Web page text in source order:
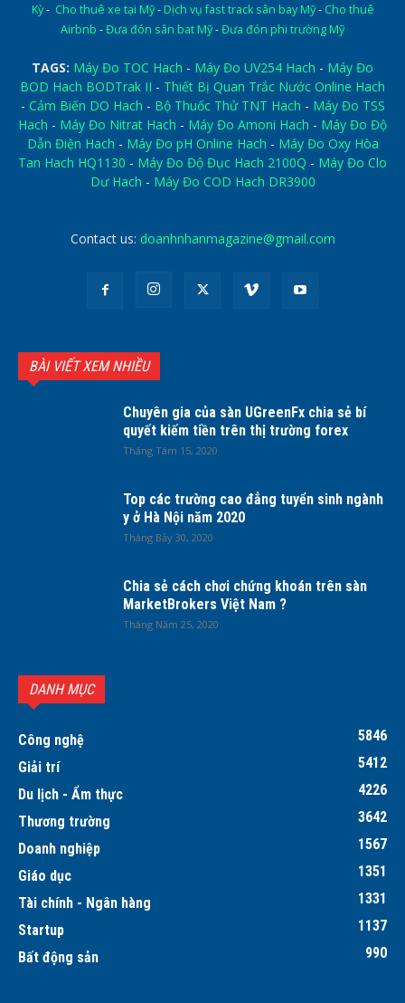
Kỳ- Cho thuê xe tại Mỹ- Dịch vụ fast track sân bay Mỹ- Cho thuê
Airbnb -Đưa đón sân bat Mỹ-Đưa đón phi trường Mỹ
TAGS: Máy Đo TOC Hach - Máy Đo UV254 Hach - Máy Đo
BOD Hach BODTrak II - Thiết Bị Quan Trắc Nước Online Hach
- Cảm Biến DO Hach - Bộ Thuốc Thử TNT Hach - Máy Đo TSS
Hach - Máy Đo Nitrat Hach - Máy Đo Amoni Hach - Máy Đo Độ
Dẫn Điện Hach - Máy Đo pH Online Hach - Máy Đo Oxy Hòa
Tan Hach HQ1130 - Máy Đo Độ Đục Hach 2100Q - Máy Đo Clo
Dư Hach - Máy Đo COD Hach DR3900
Contact us: doanhnhanmagazine@gmail.com
BÀI VIẾT XEM NHIỀU
Chuyên gia của sàn UGreenFx chia sẻ bí
quyết kiếm tiền trên thị trường forex
Tháng Tám 15, 2020
Top các trường cao đẳng tuyển sinh ngành
y ở Hà Nội năm 2020
Tháng Bảy 30, 2020
Chia sẻ cách chơi chứng khoán trên sàn
MarketBrokers Việt Nam ?
Tháng Năm 25, 2020
DANH MỤC
Công nghệ
5846
Giải trí
5412
Du lịch - Ẩm thực
4226
Thương trường
3642
Doanh nghiệp
1567
Giáo dục
1351
Tài chính - Ngân hàng
1331
Startup
1137
Bất động sản
990